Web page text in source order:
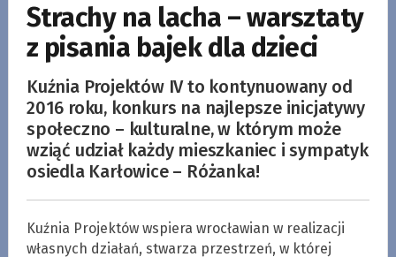
Strachy na lacha – warsztaty
z pisania bajek dla dzieci
Kuźnia Projektów IV to kontynuowany od
2016 roku, konkurs na najlepsze inicjatywy
społeczno – kulturalne, w którym może
wziąć udział każdy mieszkaniec i sympatyk
osiedla Karłowice – Różanka!
Kuźnia Projektów wspiera wrocławian w realizacji
własnych działań, stwarza przestrzeń, w której